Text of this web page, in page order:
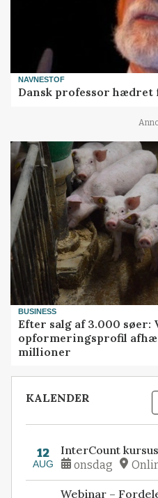
NAVNESTOF
Dansk professor
BUSINESS
Efter salg af 3.000 søer:
opformeringsprofil
millioner
KALENDER
12
AUG
InterCount
onsdag
Webinar –